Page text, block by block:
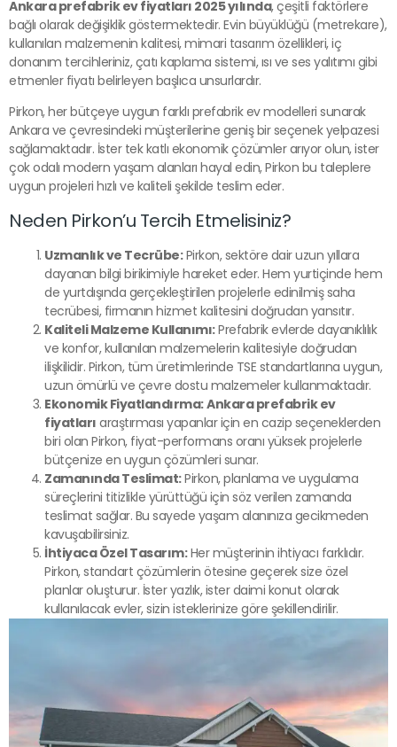
Ankara prefabrik ev fiyatları 2025 yılında, çeşitli faktörlere
bağlı olarak değişiklik göstermektedir. Evin büyüklüğü (metrekare),
kullanılan malzemenin kalitesi, mimari tasarım özellikleri, iç
donanım tercihleriniz, çatı kaplama sistemi, ısı ve ses yalıtımı gibi
etmenler fiyatı belirleyen başlıca unsurlardır.
Pirkon, her bütçeye uygun farklı prefabrik ev modelleri sunarak
Ankara ve çevresindeki müşterilerine geniş bir seçenek yelpazesi
sağlamaktadır. İster tek katlı ekonomik çözümler arıyor olun, ister
çok odalı modern yaşam alanları hayal edin, Pirkon bu taleplere
uygun projeleri hızlı ve kaliteli şekilde teslim eder.
Neden Pirkon’u Tercih Etmelisiniz?
Uzmanlık ve Tecrübe:Pirkon, sektöre dair uzun yıllara
dayanan bilgi birikimiyle hareket eder. Hem yurtiçinde hem
de yurtdışında gerçekleştirilen projelerle edinilmiş saha
tecrübesi, firmanın hizmet kalitesini doğrudan yansıtır.
Kaliteli Malzeme Kullanımı:Prefabrik evlerde dayanıklılık
ve konfor, kullanılan malzemelerin kalitesiyle doğrudan
ilişkilidir. Pirkon, tüm üretimlerinde TSE standartlarına uygun,
uzun ömürlü ve çevre dostu malzemeler kullanmaktadır.
Ekonomik Fiyatlandırma:Ankara prefabrik ev
fiyatları araştırması yapanlar için en cazip seçeneklerden
biri olan Pirkon, fiyat-performans oranı yüksek projelerle
bütçenize en uygun çözümleri sunar.
Zamanında Teslimat:Pirkon, planlama ve uygulama
süreçlerini titizlikle yürüttüğü için söz verilen zamanda
teslimat sağlar. Bu sayede yaşam alanınıza gecikmeden
kavuşabilirsiniz.
İhtiyaca Özel Tasarım:Her müşterinin ihtiyacı farklıdır.
Pirkon, standart çözümlerin ötesine geçerek size özel
planlar oluşturur. İster yazlık, ister daimi konut olarak
kullanılacak evler, sizin isteklerinize göre şekillendirilir.